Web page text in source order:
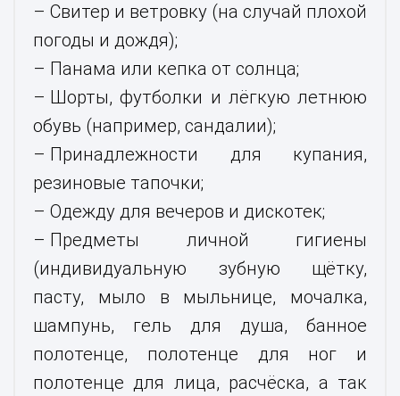
Свитер и ветровку (на случай плохой
погоды и дождя);
Панама или кепка от солнца;
Шорты, футболки и лёгкую летнюю
обувь (например, сандалии);
Принадлежности для купания,
резиновые тапочки;
Одежду для вечеров и дискотек;
Предметы личной гигиены
(индивидуальную зубную щётку,
пасту, мыло в мыльнице, мочалка,
шампунь, гель для душа, банное
полотенце, полотенце для ног и
полотенце для лица, расчёска, а так